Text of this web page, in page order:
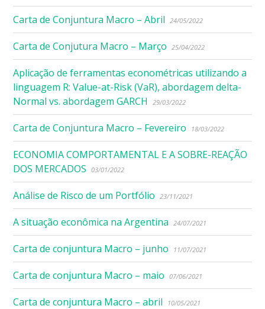
Carta de Conjuntura Macro – Abril 24/05/2022
Carta de Conjutura Macro – Março 25/04/2022
Aplicação de ferramentas econométricas utilizando a
linguagem R: Value-at-Risk (VaR), abordagem delta-
Normal vs. abordagem GARCH
29/03/2022
Carta de Conjuntura Macro – Fevereiro 18/03/2022
ECONOMIA COMPORTAMENTAL E A SOBRE-REAÇÃO
DOS MERCADOS
03/01/2022
Análise de Risco de um Portfólio 23/11/2021
A situação econômica na Argentina 24/07/2021
Carta de conjuntura Macro – junho 11/07/2021
Carta de conjuntura Macro – maio 07/06/2021
Carta de conjuntura Macro – abril 10/05/2021